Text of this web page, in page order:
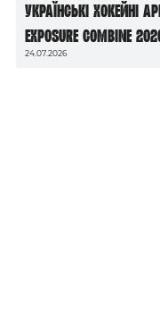
Українські хокейні
Exposure Combine
24.07.2026